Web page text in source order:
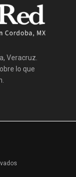
Veracruz.
lo que